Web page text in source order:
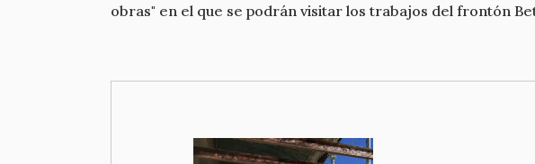
obras" en el que se podrán visitar los trabajos del frontón